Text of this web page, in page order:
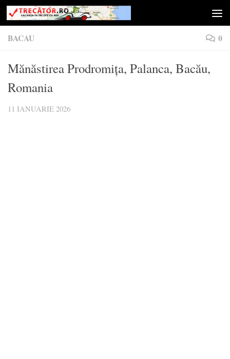
Skip to content
BACAU 0
Mănăstirea Prodromița, Palanca, Bacău,
Romania
11 IANUARIE 2026